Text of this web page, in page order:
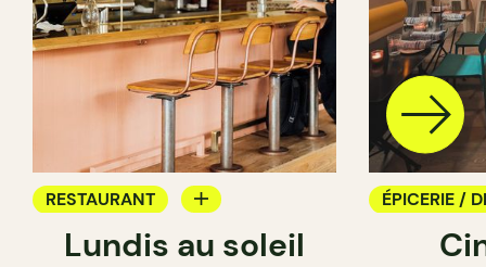
RESTAURANT
BAR À VIN
Lundis au soleil
ÉPICERIE /
COMPTOIR